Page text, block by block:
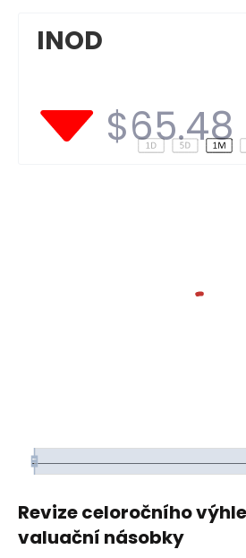
INOD
$65.48
Revize celoročního
valuační násobky